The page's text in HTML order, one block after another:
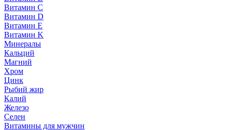
Витамин C
Витамин D
Витамин E
Витамин K
Минералы
Кальций
Магний
Хром
Цинк
Рыбий жир
Калий
Железо
Селен
Витамины для мужчин